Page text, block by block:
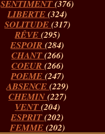
SENTIMENT(376)
LIBERTE(324)
SOLITUDE (317)
RÊVE (295)
ESPOIR(284)
CHANT(266)
COEUR (266)
POEME (247)
ABSENCE (229)
CHEMIN(227)
VENT(204)
ESPRIT(202)
FEMME (202)